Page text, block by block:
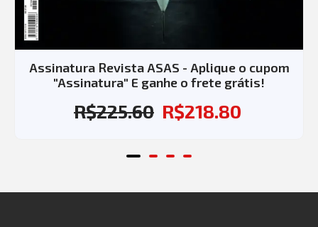
Assinatura Revista ASAS - Aplique o cupom
"Assinatura" E ganhe o frete grátis!
R$225.60 R$218.80